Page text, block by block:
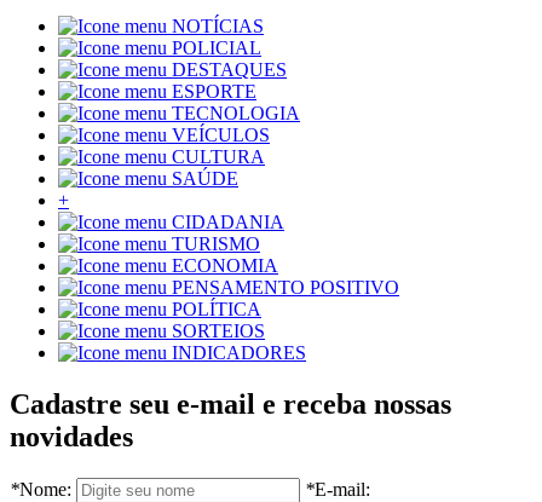
NOTÍCIAS
POLICIAL
DESTAQUES
ESPORTE
TECNOLOGIA
VEÍCULOS
CULTURA
SAÚDE
+
CIDADANIA
TURISMO
ECONOMIA
PENSAMENTO POSITIVO
POLÍTICA
SORTEIOS
INDICADORES
Cadastre seu e-mail e receba nossas
novidades
*Nome: *E-mail: